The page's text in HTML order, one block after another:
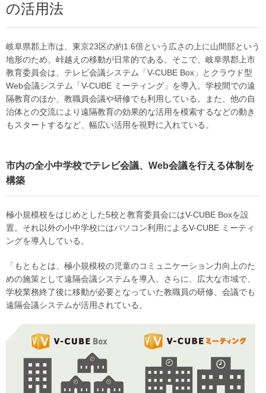
の活用法
岐阜県郡上市は、東京23区の約1.6倍という広さの上に山間部という
地形のため、峠越えの移動が日常的である。そこで、岐阜県郡上市
教育委員会は、テレビ会議システム「V-CUBE Box」とクラウド型
Web会議システム「V-CUBE ミーティング」を導入。学校間での遠
隔教育のほか、教職員会議や研修でも利用している。また、他の自
治体との交流により遠隔教育の効果的な活用を模索するなどの動き
もスタートするなど、幅広い活用を視野に入れている。
市内の全小中学校でテレビ会議、Web会議を行える体制を
構築
極小規模校をはじめとした5校と教育委員会にはV-CUBE Boxを設
置。それ以外の小中学校にはパソコン利用によるV-CUBE ミーティ
ングを導入している。
「もともとは、極小規模校の児童のコミュニケーション力向上のた
めの施策として遠隔会議システムを導入。さらに、広大な市域で、
学校業務終了後に移動が必要となっていた教職員の研修、会議でも
遠隔会議システムが活用されている。